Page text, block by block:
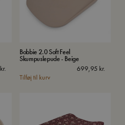
kr.
Bobbie 2.0 Soft Feel
Skumpuslepude - Beige
699,95 kr.
Tilføj til kurv